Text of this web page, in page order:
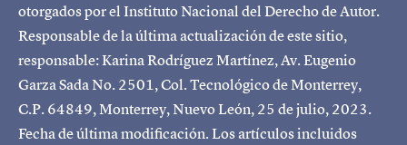
otorgados por el Instituto Nacional del Derecho de Autor.
Responsable de la última actualización de este sitio,
responsable: Karina Rodríguez Martínez, Av. Eugenio
Garza Sada No. 2501, Col. Tecnológico de Monterrey,
C.P. 64849, Monterrey, Nuevo León, 25 de julio, 2023.
Fecha de última modificación. Los artículos incluidos